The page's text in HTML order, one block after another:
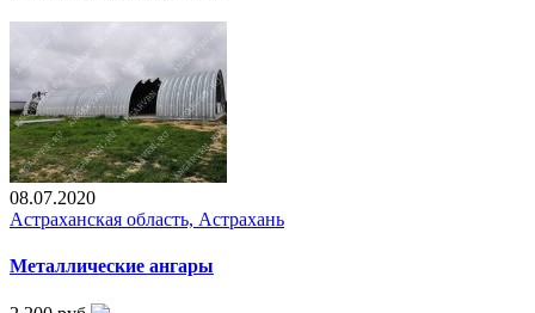
08.07.2020
Астраханская область, Астрахань
Металлические ангары